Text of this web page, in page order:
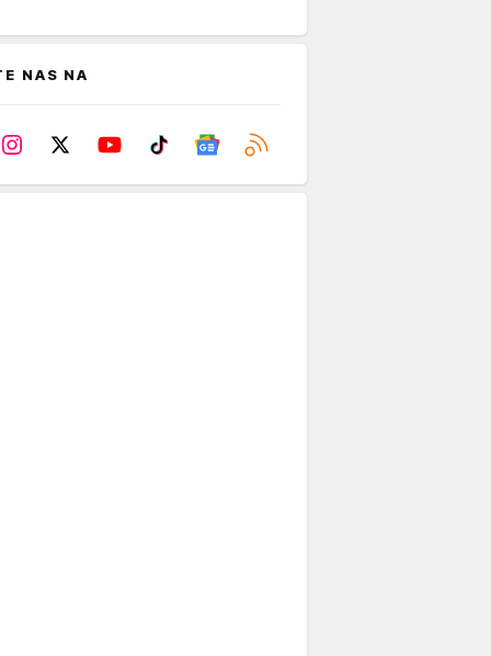
NAS NA